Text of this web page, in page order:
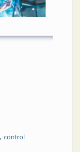
control